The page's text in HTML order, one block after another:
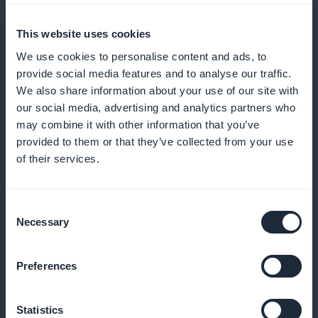
This website uses cookies
We use cookies to personalise content and ads, to
provide social media features and to analyse our traffic.
We also share information about your use of our site with
our social media, advertising and analytics partners who
may combine it with other information that you’ve
provided to them or that they’ve collected from your use
of their services.
Selection
Necessary
Preferences
Statistics
Lähetä muistutuksia ja ilmoituksia, jotta minimoit
esiintymättömät tilaukset ja kannustat säännöllisiin
varauksiin
Kanta-asiakasohjelma asiakkaillesi
ja palkkioilla